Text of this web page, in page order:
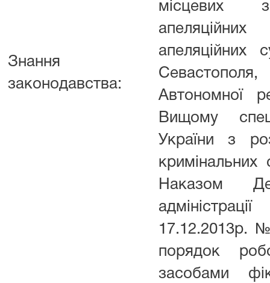
Знання
законодавства:
місцевих
апеляційних
Севастополя,
Автономної
Вищому
України з
кримінальних
Наказом
17.12.2013р.
порядок
засобами